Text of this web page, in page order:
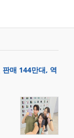
판매 144만대, 역